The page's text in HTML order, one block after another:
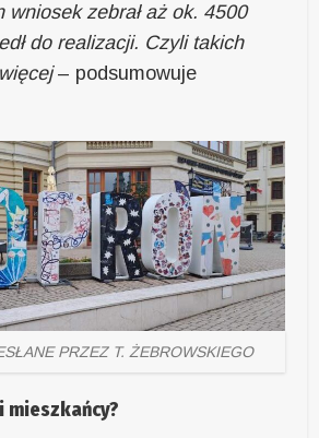
wniosek zebrał aż ok. 4500
do realizacji. Czyli takich
– podsumowuje
PRZEZ T. ŻEBROWSKIEGO
mieszkańcy?